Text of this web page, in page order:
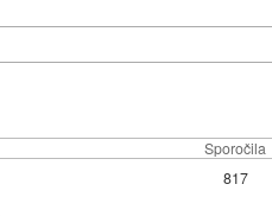
Sporočila
817